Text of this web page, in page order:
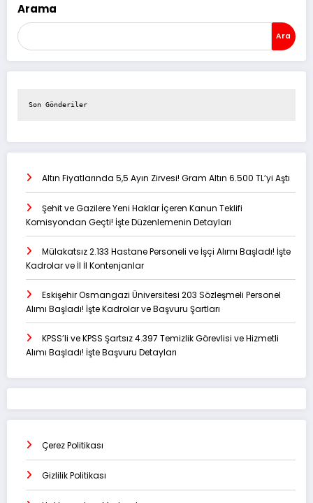
Arama
Ara
Son Gönderiler
Altın Fiyatlarında 5,5 Ayın Zirvesi! Gram Altın 6.500 TL’yi Aştı
Şehit ve Gazilere Yeni Haklar İçeren Kanun Teklifi
Komisyondan Geçti! İşte Düzenlemenin Detayları
Mülakatsız 2.133 Hastane Personeli ve İşçi Alımı Başladı! İşte
Kadrolar ve İl İl Kontenjanlar
Eskişehir Osmangazi Üniversitesi 203 Sözleşmeli Personel
Alımı Başladı! İşte Kadrolar ve Başvuru Şartları
KPSS’li ve KPSS Şartsız 4.397 Temizlik Görevlisi ve Hizmetli
Alımı Başladı! İşte Başvuru Detayları
Çerez Politikası
Gizlilik Politikası